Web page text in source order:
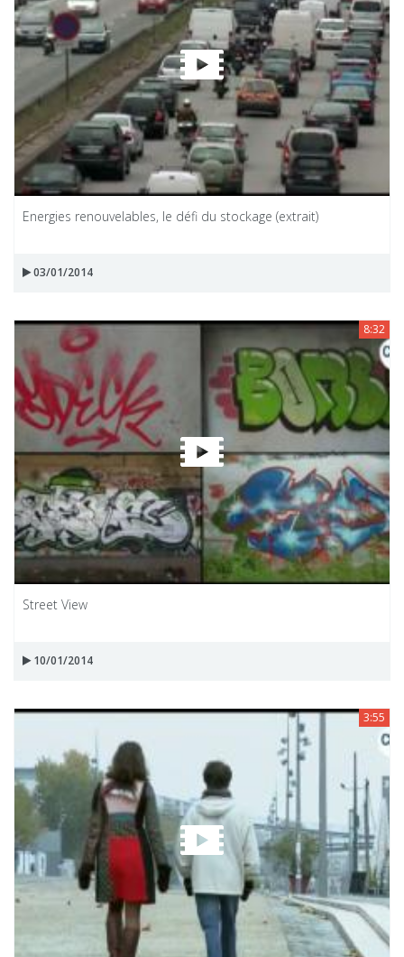
Energies renouvelables, le défi du stockage (extrait)
03/01/2014
8:32
Street View
10/01/2014
3:55